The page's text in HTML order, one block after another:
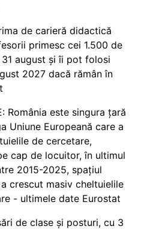
de carieră didactică
primesc cei 1.500 de
august și îi pot folosi
2027 dacă rămân în
România este singura țară
Uniune Europeană care a
de cercetare,
cap de locuitor, în ultimul
2015-2025, spațiul
crescut masiv cheltuielile
- ultimele date Eurostat
de clase și posturi, cu 3